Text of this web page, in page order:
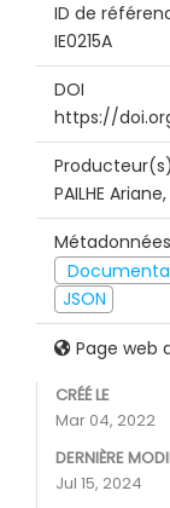
ID de
IE0215A
DOI
https://
Producteur(s)
PAILHE
Métadonnées
JSON
Page web
CRÉÉ LE
Mar 04, 2022
DERNIÈRE
Jul 15, 2024